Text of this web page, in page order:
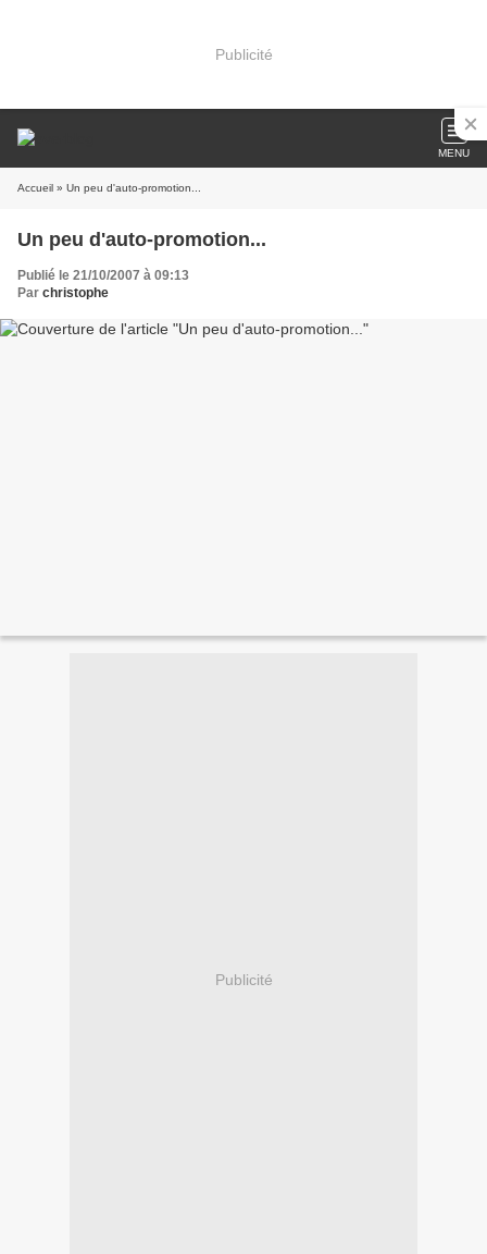
Publicité
MENU
Accueil » Un peu d'auto-promotion...
Un peu d'auto-promotion...
Publié le 21/10/2007 à 09:13
Par christophe
Publicité